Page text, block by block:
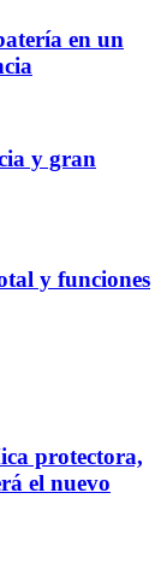
en un
y gran
y funciones
protectora,
el nuevo